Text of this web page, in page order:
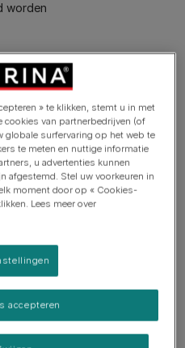
worden
huisdieren
» te klikken, stemt u in met
cookies van partnerbedrijven (of
globale surfervaring op het web te
te meten en nuttige informatie
u advertenties kunnen
afgestemd. Stel uw voorkeuren in
moment door op « Cookies-
Lees meer over
accepteren